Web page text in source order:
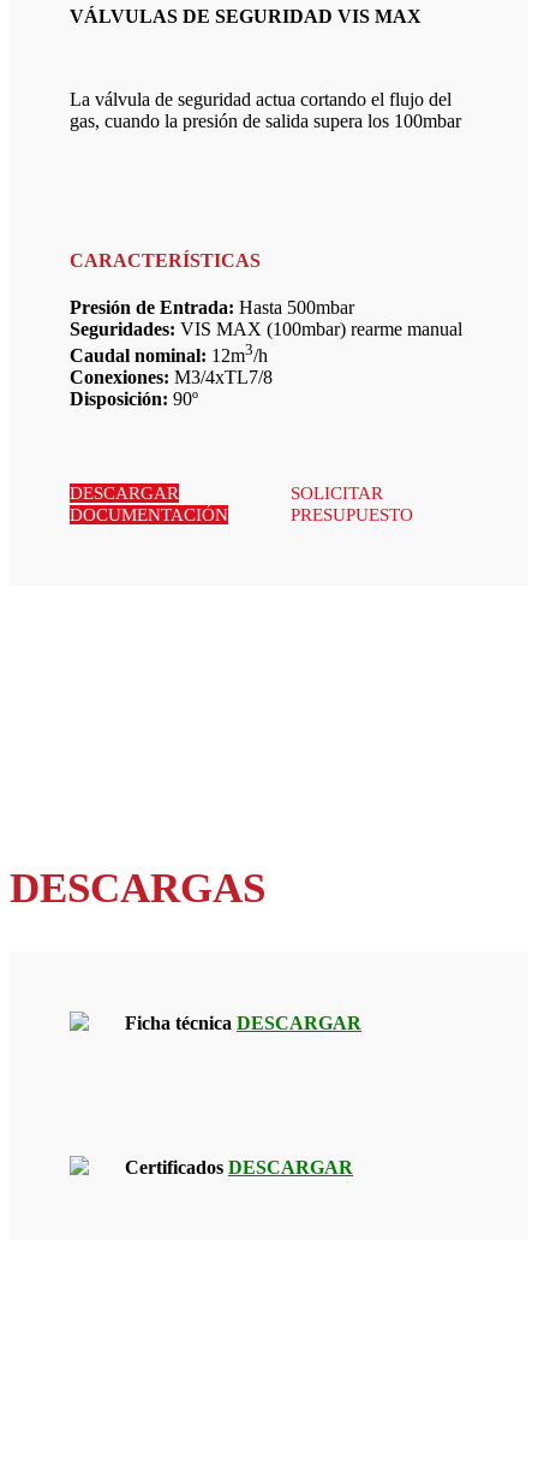
VÁLVULAS DE SEGURIDAD VIS MAX
La válvula de seguridad actua cortando el flujo del
gas, cuando la presión de salida supera los 100mbar
CARACTERÍSTICAS
Presión de Entrada: Hasta 500mbar
Seguridades: VIS MAX (100mbar) rearme manual
Caudal nominal: 12m3/h
Conexiones: M3/4xTL7/8
Disposición: 90º
DESCARGAR
DOCUMENTACIÓN
SOLICITAR
PRESUPUESTO
DESCARGAS
Ficha técnica DESCARGAR
Certificados DESCARGAR